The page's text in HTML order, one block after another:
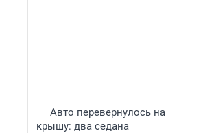
Авто перевернулось на
крышу: два седана